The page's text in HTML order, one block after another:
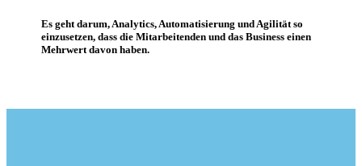
Es geht darum, Analytics, Automatisierung und Agilität so
einzusetzen, dass die Mitarbeitenden und das Business einen
Mehrwert davon haben.